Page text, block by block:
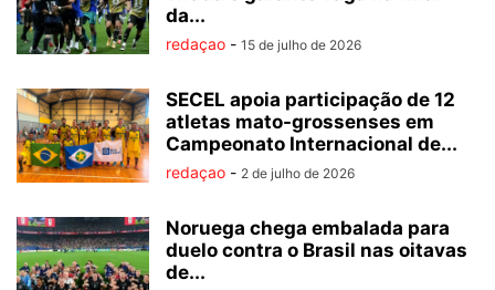
da...
redaçao - 15 de julho de 2026
SECEL apoia participação de 12
atletas mato-grossenses em
Campeonato Internacional de...
redaçao - 2 de julho de 2026
Noruega chega embalada para
duelo contra o Brasil nas oitavas
de...